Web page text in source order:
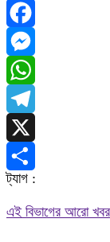
Facebook
Messenger
WhatsApp
Telegram
X
Share
ট্যাগ :
এই বিভাগের আরো খবর